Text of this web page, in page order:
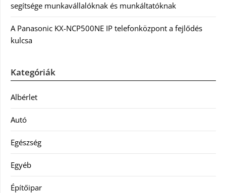
segítsége munkavállalóknak és munkáltatóknak
A Panasonic KX-NCP500NE IP telefonközpont a fejlődés
kulcsa
Kategóriák
Albérlet
Autó
Egészség
Egyéb
Építőipar